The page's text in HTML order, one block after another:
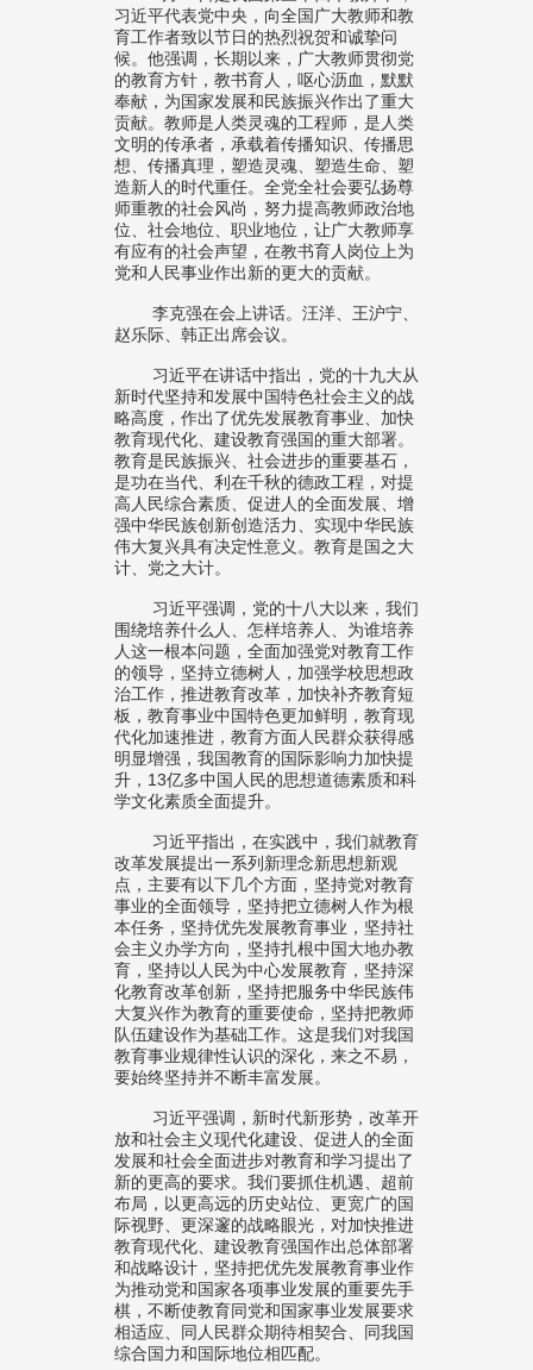
习近平代表党中央，向全国广大教师和教
育工作者致以节日的热烈祝贺和诚挚问
候。他强调，长期以来，广大教师贯彻党
的教育方针，教书育人，呕心沥血，默默
奉献，为国家发展和民族振兴作出了重大
贡献。教师是人类灵魂的工程师，是人类
文明的传承者，承载着传播知识、传播思
想、传播真理，塑造灵魂、塑造生命、塑
造新人的时代重任。全党全社会要弘扬尊
师重教的社会风尚，努力提高教师政治地
位、社会地位、职业地位，让广大教师享
有应有的社会声望，在教书育人岗位上为
党和人民事业作出新的更大的贡献。
李克强在会上讲话。汪洋、王沪宁、
赵乐际、韩正出席会议。
习近平在讲话中指出，党的十九大从
新时代坚持和发展中国特色社会主义的战
略高度，作出了优先发展教育事业、加快
教育现代化、建设教育强国的重大部署。
教育是民族振兴、社会进步的重要基石，
是功在当代、利在千秋的德政工程，对提
高人民综合素质、促进人的全面发展、增
强中华民族创新创造活力、实现中华民族
伟大复兴具有决定性意义。教育是国之大
计、党之大计。
习近平强调，党的十八大以来，我们
围绕培养什么人、怎样培养人、为谁培养
人这一根本问题，全面加强党对教育工作
的领导，坚持立德树人，加强学校思想政
治工作，推进教育改革，加快补齐教育短
板，教育事业中国特色更加鲜明，教育现
代化加速推进，教育方面人民群众获得感
明显增强，我国教育的国际影响力加快提
升，13亿多中国人民的思想道德素质和科
学文化素质全面提升。
习近平指出，在实践中，我们就教育
改革发展提出一系列新理念新思想新观
点，主要有以下几个方面，坚持党对教育
事业的全面领导，坚持把立德树人作为根
本任务，坚持优先发展教育事业，坚持社
会主义办学方向，坚持扎根中国大地办教
育，坚持以人民为中心发展教育，坚持深
化教育改革创新，坚持把服务中华民族伟
大复兴作为教育的重要使命，坚持把教师
队伍建设作为基础工作。这是我们对我国
教育事业规律性认识的深化，来之不易，
要始终坚持并不断丰富发展。
习近平强调，新时代新形势，改革开
放和社会主义现代化建设、促进人的全面
发展和社会全面进步对教育和学习提出了
新的更高的要求。我们要抓住机遇、超前
布局，以更高远的历史站位、更宽广的国
际视野、更深邃的战略眼光，对加快推进
教育现代化、建设教育强国作出总体部署
和战略设计，坚持把优先发展教育事业作
为推动党和国家各项事业发展的重要先手
棋，不断使教育同党和国家事业发展要求
相适应、同人民群众期待相契合、同我国
综合国力和国际地位相匹配。